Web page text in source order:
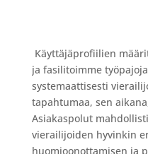
Käyttäjäprofiilien
ja fasilitoimme
systemaattisesti
tapahtumaa, sen
Asiakaspolut
vierailijoiden hyvinkin
huomioonottamisen ja